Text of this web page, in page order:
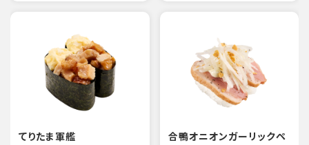
てりたま軍艦
合鴨オニオンガーリックペ